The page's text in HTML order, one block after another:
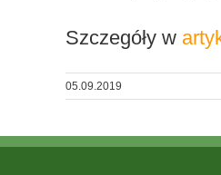
Szczegóły w
05.09.2019